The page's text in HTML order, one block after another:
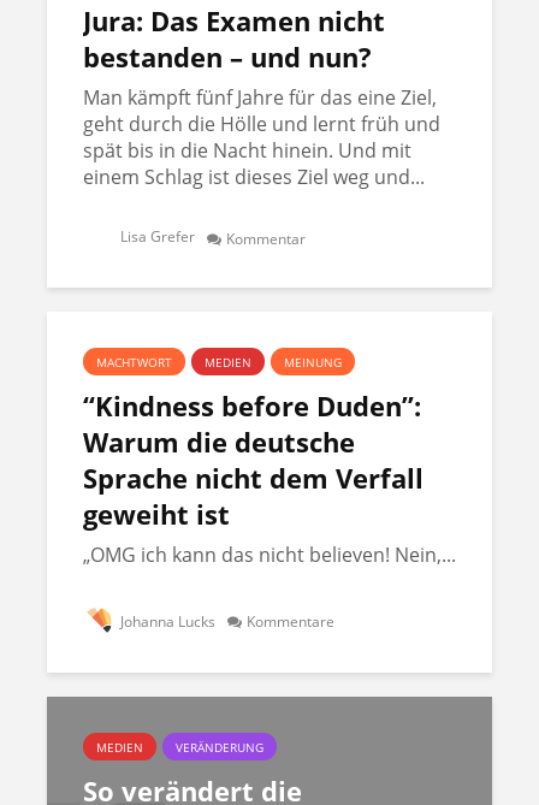
Jura: Das Examen nicht
bestanden – und nun?
Man kämpft fünf Jahre für das eine Ziel,
geht durch die Hölle und lernt früh und
spät bis in die Nacht hinein. Und mit
einem Schlag ist dieses Ziel weg und...
Lisa Grefer Kommentar
MACHTWORT MEDIEN MEINUNG
“Kindness before Duden”:
Warum die deutsche
Sprache nicht dem Verfall
geweiht ist
„OMG ich kann das nicht believen! Nein,...
Johanna Lucks Kommentare
MEDIEN VERÄNDERUNG
So verändert die